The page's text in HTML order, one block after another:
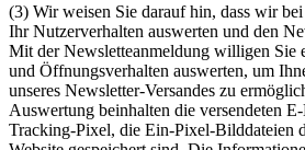
(3) Wir weisen Sie darauf hin, dass wir
Ihr Nutzerverhalten auswerten und den
Mit der Newsletteanmeldung willigen
und Öffnungsverhalten auswerten, um
unseres Newsletter-Versandes zu
Auswertung beinhalten die versendeten
Tracking-Pixel, die Ein-Pixel-Bilddateien